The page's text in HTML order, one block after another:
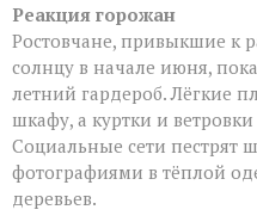
Реакция горожан
Ростовчане, привыкшие к
солнцу в начале июня,
летний гардероб. Лёгкие
шкафу, а куртки и
Социальные сети пестрят
фотографиями в тёплой
деревьев.